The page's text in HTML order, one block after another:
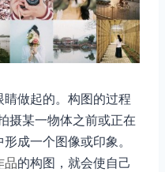
做起的。构图的过程
摄某一物体之前或正在
成一个图像或印象。
品的构图，就会使自己